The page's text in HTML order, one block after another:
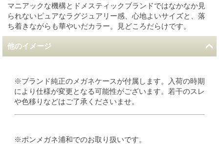
マニアックな機構とドメスティックブランドではなかなか見
られないピュアなラグジュアリー感、心地よいサイズと、落
ち着きながらも華やいだカラー。見どころだらけです。
他のイメージ
※ブランド純正のメガネケースが付属します。入荷の時期
により仕様が変更となる可能性がございます。若干のスレ
や色移りなどはご了承くださいませ。
※ポンメガネ浦和でのお取り扱いです。